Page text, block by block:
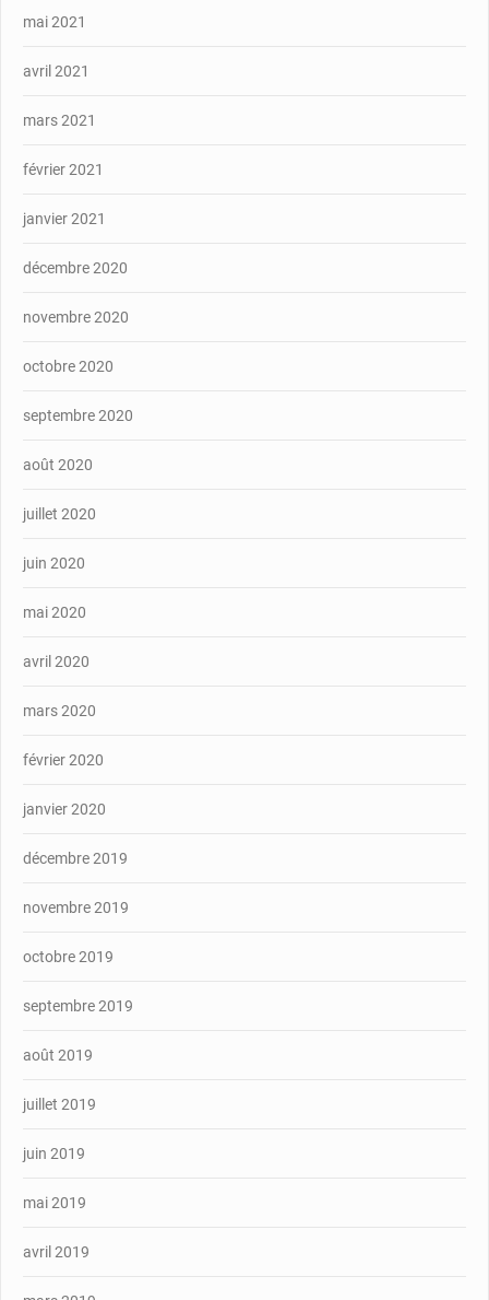
mai 2021
avril 2021
mars 2021
février 2021
janvier 2021
décembre 2020
novembre 2020
octobre 2020
septembre 2020
août 2020
juillet 2020
juin 2020
mai 2020
avril 2020
mars 2020
février 2020
janvier 2020
décembre 2019
novembre 2019
octobre 2019
septembre 2019
août 2019
juillet 2019
juin 2019
mai 2019
avril 2019